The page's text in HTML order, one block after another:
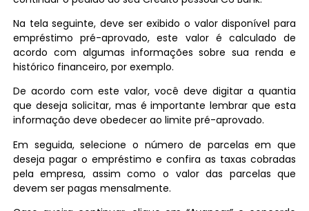
Na tela seguinte, deve ser exibido o valor disponível para
empréstimo pré-aprovado, este valor é calculado de
acordo com algumas informações sobre sua renda e
histórico financeiro, por exemplo.
De acordo com este valor, você deve digitar a quantia
que deseja solicitar, mas é importante lembrar que esta
informação deve obedecer ao limite pré-aprovado.
Em seguida, selecione o número de parcelas em que
deseja pagar o empréstimo e confira as taxas cobradas
pela empresa, assim como o valor das parcelas que
devem ser pagas mensalmente.